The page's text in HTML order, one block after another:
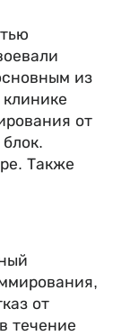
из
от
Также
от
течение